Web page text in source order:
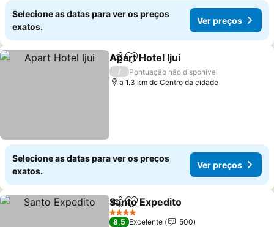
Selecione as datas para ver os preços
exatos.
Ver preços
PartilharAdicionar aos favoritos
Apart Hotel Ijui
/
Pontuação não disponível
a 1.3 km de Centro da cidade
Selecione as datas para ver os preços
exatos.
Ver preços
PartilharAdicionar aos favoritos
Santo Expedito
4 Estrelas
8,5 Excelente
500